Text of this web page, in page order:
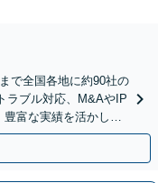
で全国各地に約90社の
ラブル対応、M&AやIP
富な実績を活かし的